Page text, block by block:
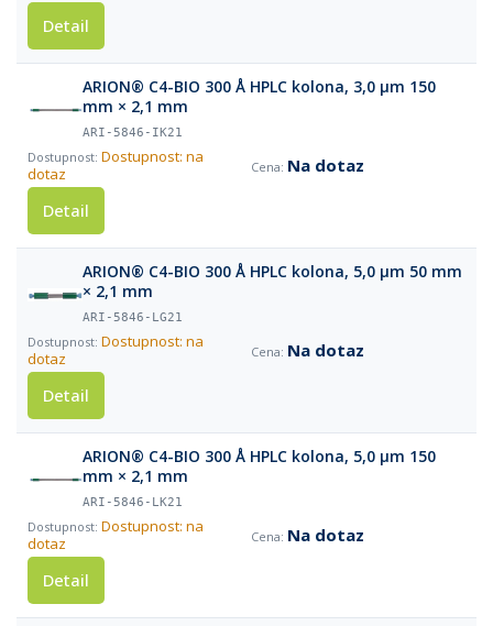
Detail
ARION® C4-BIO 300 Å HPLC kolona, 3,0 µm 150
mm × 2,1 mm
ARI-5846-IK21
Dostupnost: na
dotaz
Na dotaz
Detail
ARION® C4-BIO 300 Å HPLC kolona, 5,0 µm 50 mm
× 2,1 mm
ARI-5846-LG21
Dostupnost: na
dotaz
Na dotaz
Detail
ARION® C4-BIO 300 Å HPLC kolona, 5,0 µm 150
mm × 2,1 mm
ARI-5846-LK21
Dostupnost: na
dotaz
Na dotaz
Detail